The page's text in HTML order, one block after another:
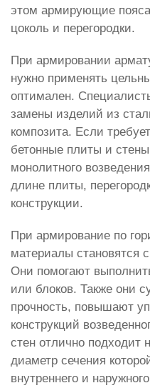
этом армирующие
цоколь и перегородки.
При армировании
нужно применять
оптимален.
замены изделий из
композита. Если
бетонные плиты и
монолитного
длине плиты,
конструкции.
При армирование по
материалы становятся
Они помогают
или блоков. Также они
прочность, повышают
конструкций
стен отлично подходит
диаметр сечения
внутреннего и